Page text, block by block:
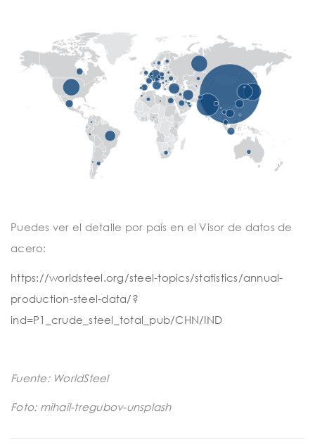
Puedes ver el detalle por país en el Visor de datos de
acero:
https://worldsteel.org/steel-topics/statistics/annual-
production-steel-data/?
ind=P1_crude_steel_total_pub/CHN/IND
Fuente: WorldSteel
Foto: mihail-tregubov-unsplash